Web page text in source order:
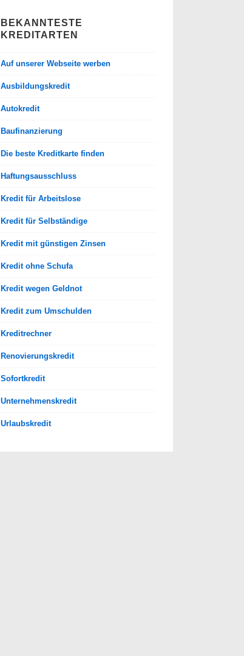
BEKANNTESTE
KREDITARTEN
Auf unserer Webseite werben
Ausbildungskredit
Autokredit
Baufinanzierung
Die beste Kreditkarte finden
Haftungsausschluss
Kredit für Arbeitslose
Kredit für Selbständige
Kredit mit günstigen Zinsen
Kredit ohne Schufa
Kredit wegen Geldnot
Kredit zum Umschulden
Kreditrechner
Renovierungskredit
Sofortkredit
Unternehmenskredit
Urlaubskredit